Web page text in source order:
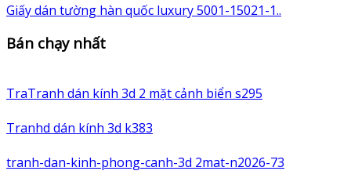
Giấy dán tường hàn quốc luxury 5001-15021-1..
Bán chạy nhất
TraTranh dán kính 3d 2 mặt cảnh biển s295
Tranhd dán kính 3d k383
tranh-dan-kinh-phong-canh-3d 2mat-n2026-73